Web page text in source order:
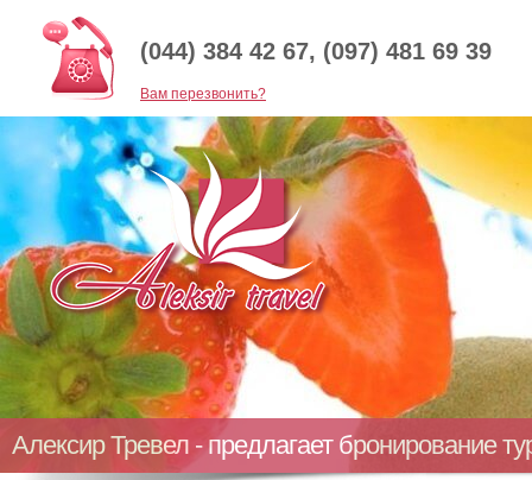
(044) 384 42 67, (097) 481 69 39
Baм перезвонить?
Алексир Тревел - предлагает бронирование